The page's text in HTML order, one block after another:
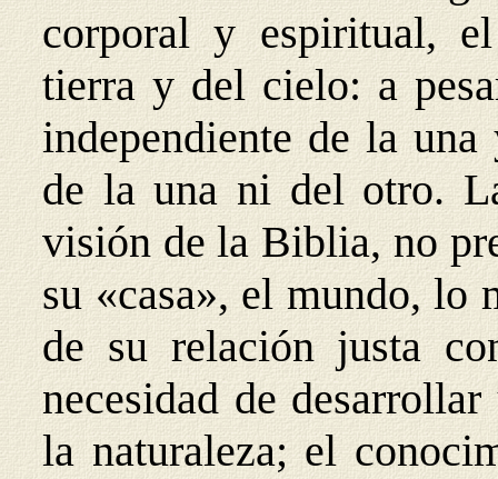
corporal y espiritual,
tierra y del cielo: a
independiente de la
de la una ni del otro.
visión de la Biblia, no
su «casa», el mundo, lo
de su relación justa
necesidad de
la naturaleza; el